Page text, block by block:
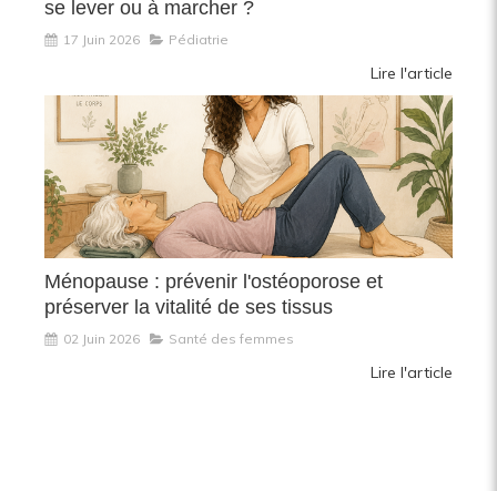
se lever ou à marcher ?
17 Juin 2026 Pédiatrie
Lire l'article
Ménopause : prévenir l'ostéoporose et
préserver la vitalité de ses tissus
02 Juin 2026 Santé des femmes
Lire l'article